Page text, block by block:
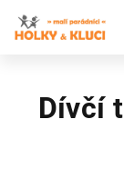
obsah
Dívčí